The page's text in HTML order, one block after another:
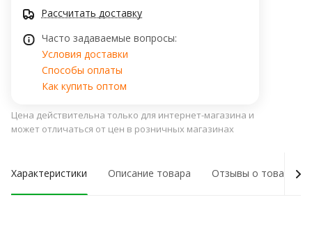
Рассчитать доставку
Часто задаваемые вопросы:
Условия доставки
Способы оплаты
Как купить оптом
Цена действительна только для интернет-магазина и
может отличаться от цен в розничных магазинах
Характеристики Описание товара Отзывы о товаре